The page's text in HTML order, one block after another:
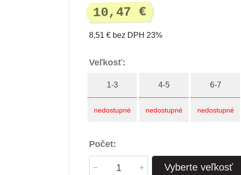
10,47 €
8,51 € bez DPH 23%
Veľkosť:
1-3
nedostupné
4-5
nedostupné
6-7
nedostupné
Počet:
Vyberte veľkosť